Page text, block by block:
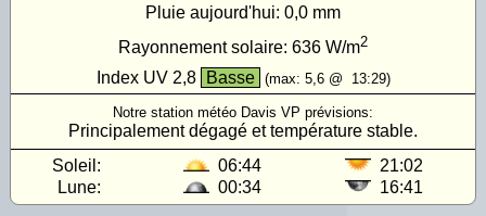
Pluie aujourd'hui: 0,0 mm
Rayonnement solaire: 636 W/m2
Index UV 2,8 Basse (max: 5,6@ 13:29)
Notre station météo Davis VP prévisions:
Principalement dégagé et température stable.
Soleil:
06:44
21:02
Lune:
00:34 16:41